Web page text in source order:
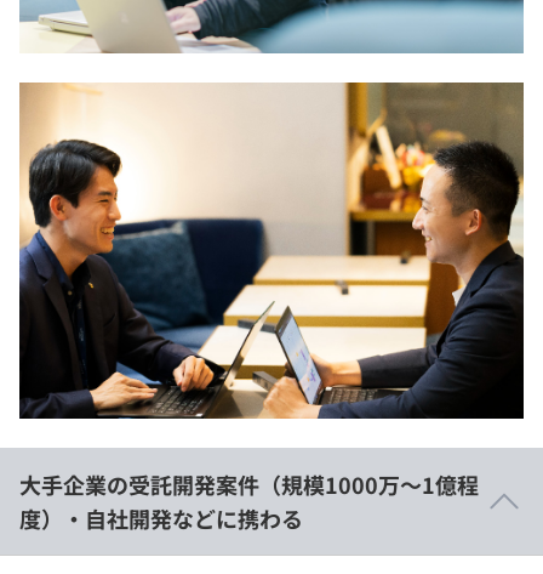
大手企業の受託開発案件（規模1000万〜1億程
度）・自社開発などに携わる